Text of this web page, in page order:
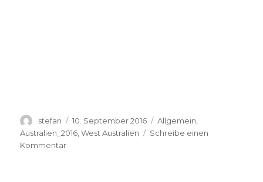
Autor
stefan
Veröffentlicht
am
10. September 2016 Kategorien
Allgemein
Australien_2016 ,West Australien
Schreibe einen
Kommentarzu